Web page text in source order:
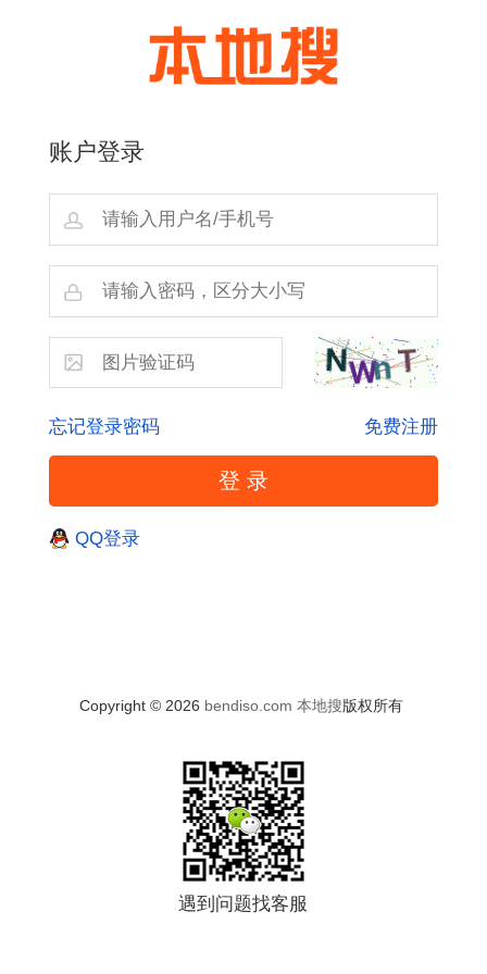
账户登录
忘记登录密码 免费注册
QQ登录
Copyright © 2026 bendiso.com 本地搜版权所有
遇到问题找客服